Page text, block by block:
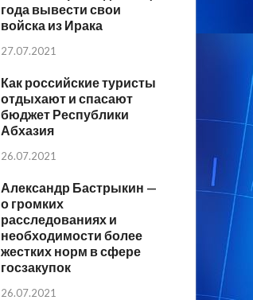
года вывести свои
войска из Ирака
27.07.2021
Как российские туристы
отдыхают и спасают
бюджет Республики
Абхазия
26.07.2021
Александр Бастрыкин —
о громких
расследованиях и
необходимости более
жестких норм в сфере
госзакупок
26.07.2021